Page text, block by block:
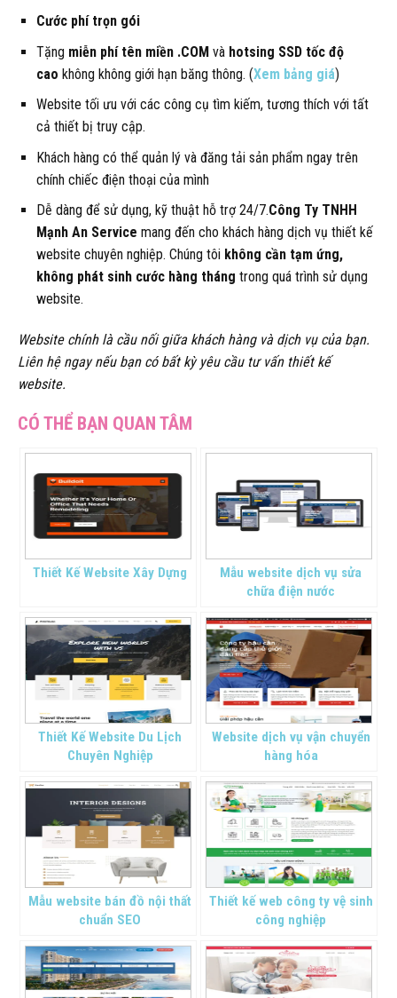
Cước phí trọn gói
Tặng miễn phí tên miền .COMvà hotsing SSD tốc độ
cao không không giới hạn băng thông. (Xem bảng giá)
Website tối ưu với các công cụ tìm kiếm, tương thích với tất
cả thiết bị truy cập.
Khách hàng có thể quản lý và đăng tải sản phẩm ngay trên
chính chiếc điện thoại của mình
Dễ dàng để sử dụng, kỹ thuật hỗ trợ 24/7.Công Ty TNHH
Mạnh An Service mang đến cho khách hàng dịch vụ thiết kế
website chuyên nghiệp. Chúng tôi không cần tạm ứng,
không phát sinh cước hàng tháng trong quá trình sử dụng
website.
Website chính là cầu nối giữa khách hàng và dịch vụ của bạn.
Liên hệ ngay nếu bạn có bất kỳ yêu cầu tư vấn thiết kế
website.
Thiết Kế Website Xây Dựng
Mẫu website dịch vụ sửa
chữa điện nước
Thiết Kế Website Du Lịch
Chuyên Nghiệp
Website dịch vụ vận chuyển
hàng hóa
Mẫu website bán đồ nội thất
chuẩn SEO
Thiết kế web công ty vệ sinh
công nghiệp